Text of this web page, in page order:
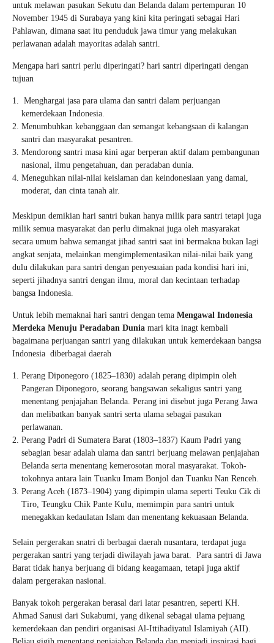
untuk melawan pasukan Sekutu dan Belanda dalam pertempuran 10
November 1945 di Surabaya yang kini kita peringati sebagai Hari
Pahlawan, dimana saat itu penduduk jawa timur yang melakukan
perlawanan adalah mayoritas adalah santri.
Mengapa hari santri perlu diperingati? hari santri diperingati dengan
tujuan
Menghargai jasa para ulama dan santri dalam perjuangan
kemerdekaan Indonesia.
Menumbuhkan kebanggaan dan semangat kebangsaan di kalangan
santri dan masyarakat pesantren.
Mendorong santri masa kini agar berperan aktif dalam pembangunan
nasional, ilmu pengetahuan, dan peradaban dunia.
Meneguhkan nilai-nilai keislaman dan keindonesiaan yang damai,
moderat, dan cinta tanah air.
Meskipun demikian hari santri bukan hanya milik para santri tetapi juga
milik semua masyarakat dan perlu dimaknai juga oleh masyarakat
secara umum bahwa semangat jihad santri saat ini bermakna bukan lagi
angkat senjata, melainkan mengimplementasikan nilai-nilai baik yang
dulu dilakukan para santri dengan penyesuaian pada kondisi hari ini,
seperti jihadnya santri dengan ilmu, moral dan kecintaan terhadap
bangsa Indonesia.
Untuk lebih memaknai hari santri dengan tema Mengawal Indonesia
Merdeka Menuju Peradaban Dunia mari kita inagt kembali
bagaimana perjuangan santri yang dilakukan untuk kemerdekaan bangsa
Indonesia diberbagai daerah
Perang Diponegoro (1825–1830) adalah perang dipimpin oleh
Pangeran Diponegoro, seorang bangsawan sekaligus santri yang
menentang penjajahan Belanda. Perang ini disebut juga Perang Jawa
dan melibatkan banyak santri serta ulama sebagai pasukan
perlawanan.
Perang Padri di Sumatera Barat (1803–1837) Kaum Padri yang
sebagian besar adalah ulama dan santri berjuang melawan penjajahan
Belanda serta menentang kemerosotan moral masyarakat. Tokoh-
tokohnya antara lain Tuanku Imam Bonjol dan Tuanku Nan Renceh.
Perang Aceh (1873–1904) yang dipimpin ulama seperti Teuku Cik di
Tiro, Teungku Chik Pante Kulu, memimpin para santri untuk
menegakkan kedaulatan Islam dan menentang kekuasaan Belanda.
Selain pergerakan snatri di berbagai daerah nusantara, terdapat juga
pergerakan santri yang terjadi diwilayah jawa barat. Para santri di Jawa
Barat tidak hanya berjuang di bidang keagamaan, tetapi juga aktif
dalam pergerakan nasional.
Banyak tokoh pergerakan berasal dari latar pesantren, seperti KH.
Ahmad Sanusi dari Sukabumi, yang dikenal sebagai ulama pejuang
kemerdekaan dan pendiri organisasi Al-Ittihadiyatul Islamiyah (AII).